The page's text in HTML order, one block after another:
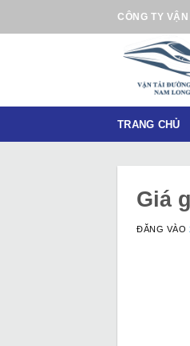
n
CÔNG TY
TRANG CHỦ
Giá
ĐĂNG VÀO